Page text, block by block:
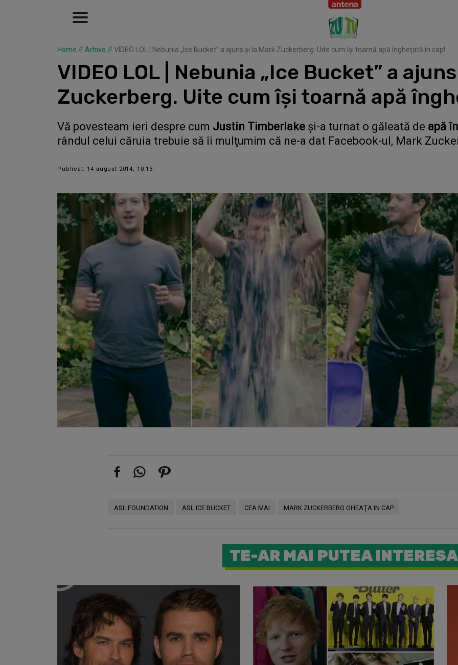
Home // Arhiva // VIDEO LOL | Nebunia „Ice Bucket” a ajuns şi la Mark Zuckerberg. Uite cum îşi toarnă apă îngheţată în cap!
VIDEO LOL | Nebunia „Ice Bucket” a
Zuckerberg. Uite cum îşi toarnă apă
Vă povesteam ieri despre cum Justin Timberlake şi-a turnat o găleată de apă
rândul celui căruia trebuie să îi mulţumim că ne-a dat Facebook-ul, Mark
Publicat: 14 august 2014, 10:13
ASL FOUNDATION ASL ICE BUCKET CEA MAI MARK ZUCKERBERG GHEAŢA IN CAP
TE-AR MAI PUTEA INTERESA